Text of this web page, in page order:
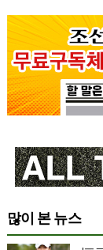
많이 본 뉴스